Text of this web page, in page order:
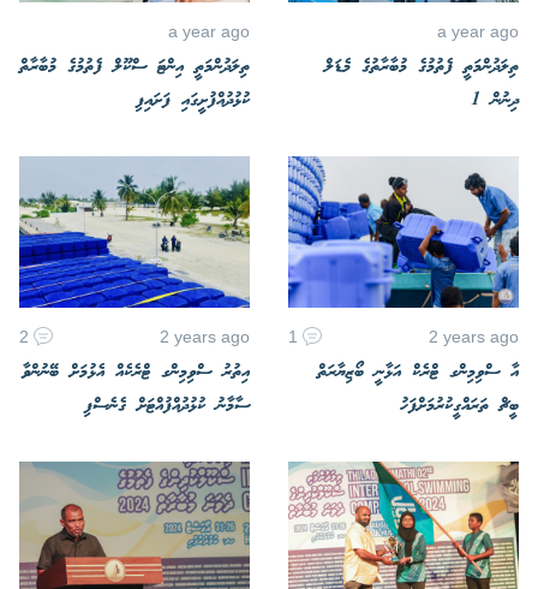
a year ago
ތިލަދުންމަތީ ފެތުމުގެ މުބާރާތުގެ މެޑަލް
ދިނުން 1
a year ago
ތިލަދުންމަތީ އިންޓަ ސްކޫލް ފެތުމުގެ މުބާރާތް
ކުޅުދުއްފުށީގައި ފަށައިފި
2 years ago
1
އާ ސްވިމިންގ ޓްރެކް އަޅާނީ ބޯޒިޔާރަތް
ބީޗް ތަރައްގީކުރުމަށްފަހު
2 years ago
2
އިތުރު ސްވިމިންގ ޓްރެކެއް އެޅުމަށް ބޭނުންވާ
ސާމާނު ކުޅުދުއްފުއްޓަށް ގެނެސްފި